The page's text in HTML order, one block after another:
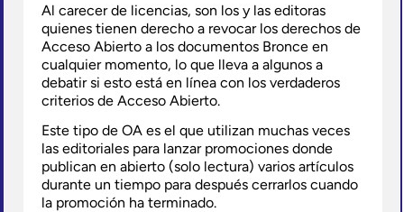
Al carecer de licencias, son los y las editoras
quienes tienen derecho a revocar los derechos de
Acceso Abierto a los documentos Bronce en
cualquier momento, lo que lleva a algunos a
debatir si esto está en línea con los verdaderos
criterios de Acceso Abierto.
Este tipo de OA es el que utilizan muchas veces
las editoriales para lanzar promociones donde
publican en abierto (solo lectura) varios artículos
durante un tiempo para después cerrarlos cuando
la promoción ha terminado.